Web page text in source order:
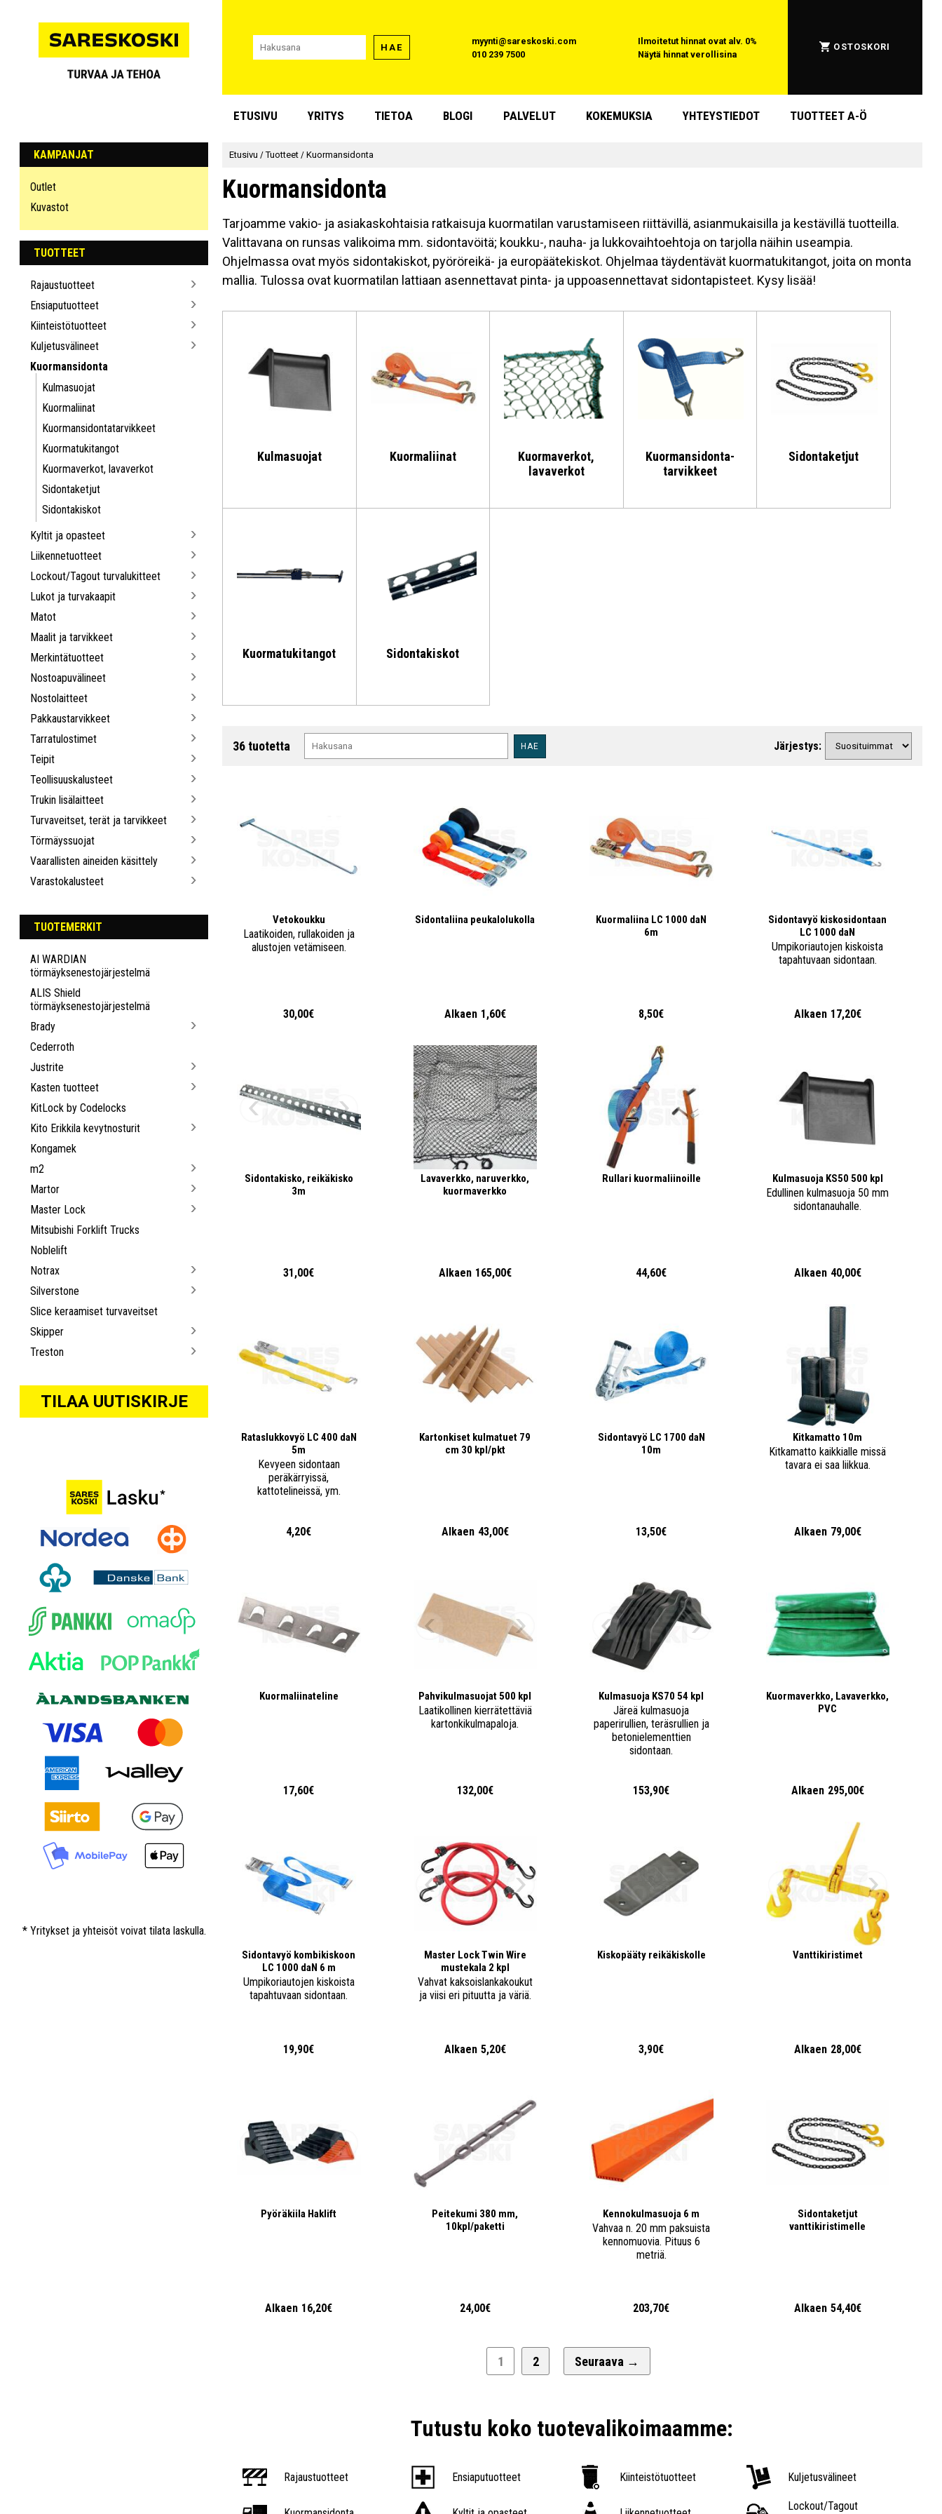
HAE
myynti@sareskoski.com
010 239 7500
Ilmoitetut hinnat ovat alv. 0%
Näytä hinnat verollisina
OSTOSKORI
ETUSIVU YRITYS TIETOA BLOGI PALVELUT KOKEMUKSIA YHTEYSTIEDOT TUOTTEET A-Ö
KAMPANJAT
Outlet
Kuvastot
TUOTTEET
Rajaustuotteet
Ensiaputuotteet
Kiinteistötuotteet
Kuljetusvälineet
Kuormansidonta
Kulmasuojat
Kuormaliinat
Kuormansidonta­tarvikkeet
Kuormatukitangot
Kuormaverkot, lavaverkot
Sidontaketjut
Sidontakiskot
Kyltit ja opasteet
Liikennetuotteet
Lockout/Tagout turvalukitteet
Lukot ja turvakaapit
Matot
Maalit ja tarvikkeet
Merkintätuotteet
Nostoapuvälineet
Nostolaitteet
Pakkaustarvikkeet
Tarratulostimet
Teipit
Teollisuuskalusteet
Trukin lisälaitteet
Turvaveitset, terät ja tarvikkeet
Törmäyssuojat
Vaarallisten aineiden käsittely
Varastokalusteet
TUOTEMERKIT
AI WARDIAN
törmäyksenestojärjestelmä
ALIS Shield
törmäyksenestojärjestelmä
Brady
Cederroth
Justrite
Kasten tuotteet
KitLock by Codelocks
Kito Erikkila kevytnosturit
Kongamek
m2
Martor
Master Lock
Mitsubishi Forklift Trucks
Noblelift
Notrax
Silverstone
Slice keraamiset turvaveitset
Skipper
Treston
TILAA UUTISKIRJE
* Yritykset ja yhteisöt voivat tilata laskulla.
Etusivu /Tuotteet /Kuormansidonta
Kuormansidonta
Tarjoamme vakio- ja asiakaskohtaisia ratkaisuja kuormatilan varustamiseen riittävillä, asianmukaisilla ja kestävillä tuotteilla.
Valittavana on runsas valikoima mm. sidontavöitä; koukku-, nauha- ja lukkovaihtoehtoja on tarjolla näihin useampia.
Ohjelmassa ovat myös sidontakiskot, pyöröreikä- ja europäätekiskot. Ohjelmaa täydentävät kuormatukitangot, joita on monta
mallia. Tulossa ovat kuormatilan lattiaan asennettavat pinta- ja uppoasennettavat sidontapisteet. Kysy lisää!
Kulmasuojat Kuormaliinat
Kuormaverkot,
lavaverkot
Kuormansidonta­
tarvikkeet
Sidontaketjut
Kuormatukitangot Sidontakiskot
36 tuotetta HAE Järjestys:
Vetokoukku
Laatikoiden, rullakoiden ja
alustojen vetämiseen.
30,00€
Sidontaliina peukalolukolla
Alkaen 1,60€
Kuormaliina LC 1000 daN
6m
8,50€
Sidontavyö kiskosidontaan
LC 1000 daN
Umpikoriautojen kiskoista
tapahtuvaan sidontaan.
Alkaen 17,20€
Sidontakisko, reikäkisko
3m
31,00€
Lavaverkko, naruverkko,
kuormaverkko
Alkaen 165,00€
Rullari kuormaliinoille
44,60€
Kulmasuoja KS50 500 kpl
Edullinen kulmasuoja 50 mm
sidontanauhalle.
Alkaen 40,00€
Rataslukkovyö LC 400 daN
5m
Kevyeen sidontaan
peräkärryissä,
kattotelineissä, ym.
4,20€
Kartonkiset kulmatuet 79
cm 30 kpl/pkt
Alkaen 43,00€
Sidontavyö LC 1700 daN
10m
13,50€
Kitkamatto 10m
Kitkamatto kaikkialle missä
tavara ei saa liikkua.
Alkaen 79,00€
Kuormaliinateline
17,60€
Pahvikulmasuojat 500 kpl
Laatikollinen kierrätettäviä
kartonkikulmapaloja.
132,00€
Kulmasuoja KS70 54 kpl
Järeä kulmasuoja
paperirullien, teräsrullien ja
betonielementtien
sidontaan.
153,90€
Kuormaverkko, Lavaverkko,
PVC
Alkaen 295,00€
Sidontavyö kombikiskoon
LC 1000 daN 6 m
Umpikoriautojen kiskoista
tapahtuvaan sidontaan.
19,90€
Master Lock Twin Wire
mustekala 2 kpl
Vahvat kaksoislankakoukut
ja viisi eri pituutta ja väriä.
Alkaen 5,20€
Kiskopääty reikäkiskolle
3,90€
Vanttikiristimet
Alkaen 28,00€
Pyöräkiila Haklift
Alkaen 16,20€
Peitekumi 380 mm,
10kpl/paketti
24,00€
Kennokulmasuoja 6 m
Vahvaa n. 20 mm paksuista
kennomuovia. Pituus 6
metriä.
203,70€
Sidontaketjut
vanttikiristimelle
Alkaen 54,40€
1 2 Seuraava →
Tutustu koko tuotevalikoimaamme:
Rajaustuotteet Ensiaputuotteet Kiinteistötuotteet Kuljetusvälineet
Lockout/Tagout